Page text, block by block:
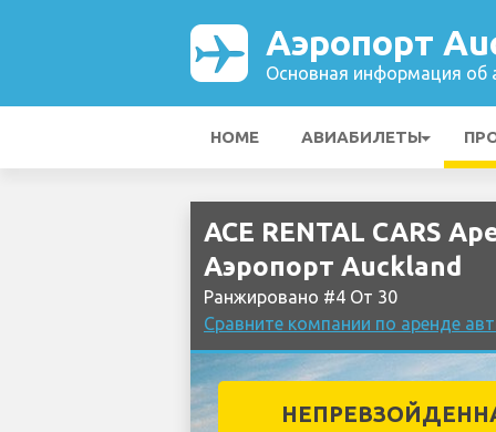
Аэропорт
Основная информация об
HOME АВИАБИЛЕТЫ
ACE RENTAL CARS
Аэропорт Auckland
Ранжировано #4 От 30
Сравните компании по аренде